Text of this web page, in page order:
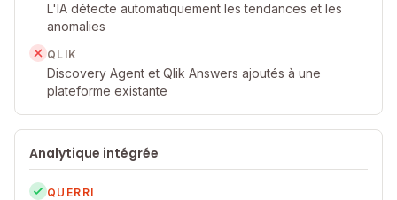
L'IA détecte automatiquement les tendances et les
anomalies
QLIK
Discovery Agent et Qlik Answers ajoutés à une
plateforme existante
Analytique intégrée
QUERRI